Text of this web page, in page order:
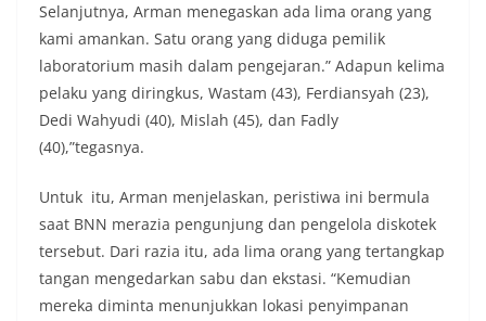
Selanjutnya, Arman menegaskan ada lima orang yang
kami amankan. Satu orang yang diduga pemilik
laboratorium masih dalam pengejaran.” Adapun kelima
pelaku yang diringkus, Wastam (43), Ferdiansyah (23),
Dedi Wahyudi (40), Mislah (45), dan Fadly
(40),”tegasnya.
Untuk itu, Arman menjelaskan, peristiwa ini bermula
saat BNN merazia pengunjung dan pengelola diskotek
tersebut. Dari razia itu, ada lima orang yang tertangkap
tangan mengedarkan sabu dan ekstasi. “Kemudian
mereka diminta menunjukkan lokasi penyimpanan